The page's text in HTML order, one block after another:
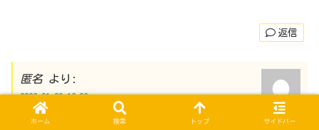
返信
匿名 より:
2026-01-29 16:26
逆に前回、今回、次回がカンナ回の反映で唯一
ホーム 検索 トップ サイドバー